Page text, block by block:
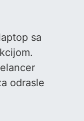
sa
odrasle